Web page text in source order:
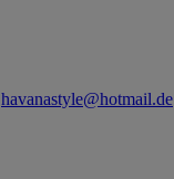
havanastyle@hotmail.de